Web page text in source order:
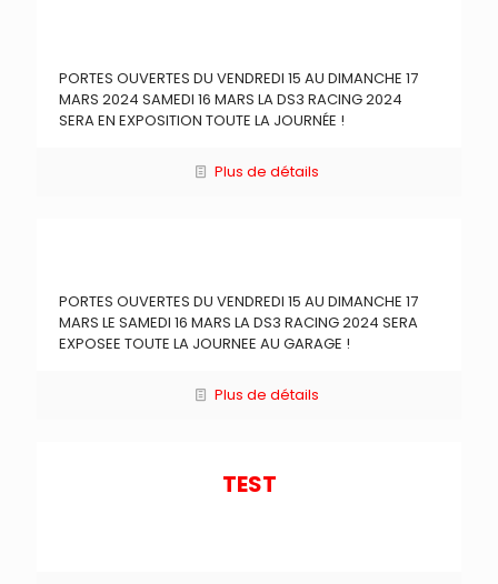
PORTES OUVERTES DU VENDREDI 15 AU DIMANCHE 17
MARS 2024 SAMEDI 16 MARS LA DS3 RACING 2024
SERA EN EXPOSITION TOUTE LA JOURNÉE !
Plus de détails
PORTES OUVERTES DU VENDREDI 15 AU DIMANCHE 17
MARS LE SAMEDI 16 MARS LA DS3 RACING 2024 SERA
EXPOSEE TOUTE LA JOURNEE AU GARAGE !
Plus de détails
TEST